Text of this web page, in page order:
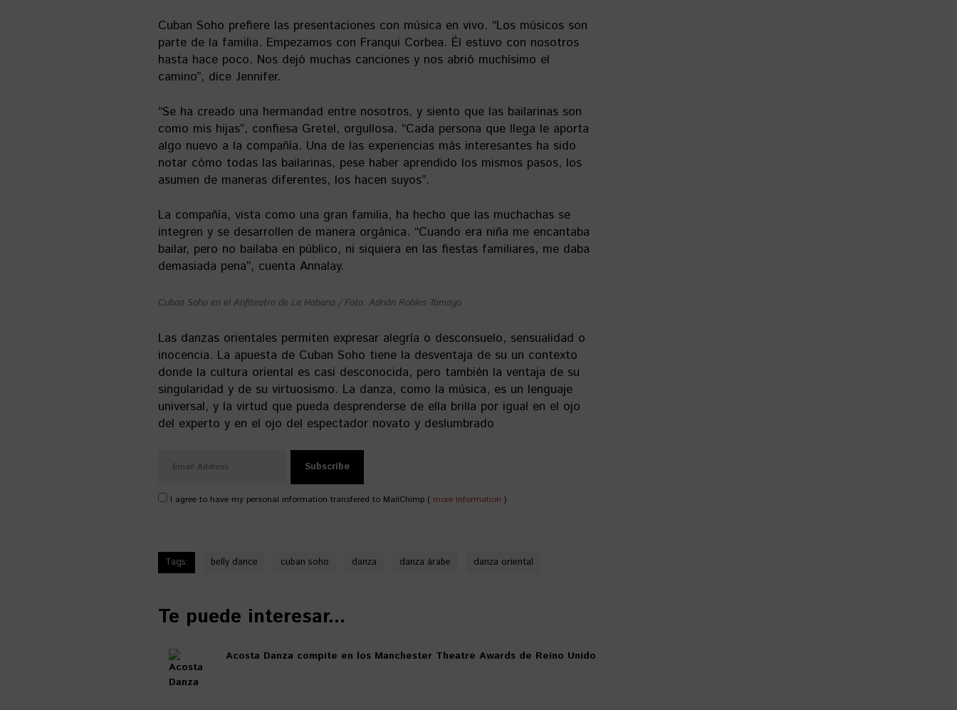
Cuban Soho prefiere las presentaciones con música en vivo. “Los músicos son
parte de la familia. Empezamos con Franqui Corbea. Él estuvo con nosotros
hasta hace poco. Nos dejó muchas canciones y nos abrió muchísimo el
camino”, dice Jennifer.
“Se ha creado una hermandad entre nosotros, y siento que las bailarinas son
como mis hijas”, confiesa Gretel, orgullosa. “Cada persona que llega le aporta
algo nuevo a la compañía. Una de las experiencias más interesantes ha sido
notar cómo todas las bailarinas, pese haber aprendido los mismos pasos, los
asumen de maneras diferentes, los hacen suyos”.
La compañía, vista como una gran familia, ha hecho que las muchachas se
integren y se desarrollen de manera orgánica. “Cuando era niña me encantaba
bailar, pero no bailaba en público, ni siquiera en las fiestas familiares, me daba
demasiada pena”, cuenta Annalay.
Cuban Soho en el Anfiteatro de La Habana / Foto: Adrián Robles Tamayo
Las danzas orientales permiten expresar alegría o desconsuelo, sensualidad o
inocencia. La apuesta de Cuban Soho tiene la desventaja de su un contexto
donde la cultura oriental es casi desconocida, pero también la ventaja de su
singularidad y de su virtuosismo. La danza, como la música, es un lenguaje
universal, y la virtud que pueda desprenderse de ella brilla por igual en el ojo
del experto y en el ojo del espectador novato y deslumbrado
I agree to have my personal information transfered to MailChimp ( more information )
Tags: belly dance cuban soho danza danza árabe danza oriental
Te puede interesar...
Acosta Danza compite en los Manchester Theatre Awards de Reino Unido